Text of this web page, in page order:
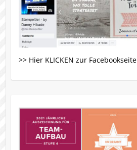
>> Hier KLICKEN zur Facebookseite